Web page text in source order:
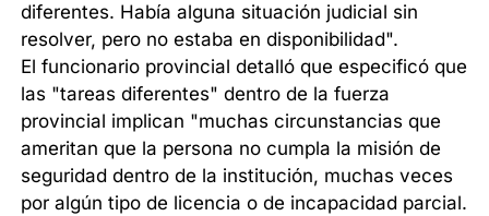
diferentes. Había alguna situación judicial sin
resolver, pero no estaba en disponibilidad".
El funcionario provincial detalló que especificó que
las "tareas diferentes" dentro de la fuerza
provincial implican "muchas circunstancias que
ameritan que la persona no cumpla la misión de
seguridad dentro de la institución, muchas veces
por algún tipo de licencia o de incapacidad parcial.